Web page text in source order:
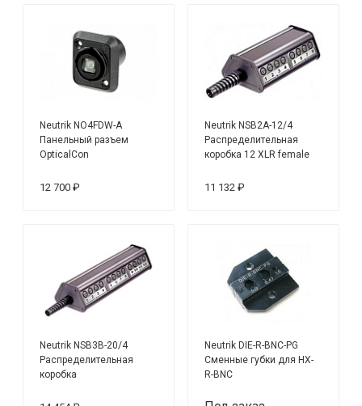
Neutrik NO4FDW-A
Панельный разъем
OpticalCon
12 700 ₽
Neutrik NSB2A-12/4
Распределительная
коробка 12 XLR female
выхода
11 132 ₽
Neutrik NSB3B-20/4
Распределительная
коробка
Neutrik DIE-R-BNC-PG
Сменные губки для HX-
R-BNC